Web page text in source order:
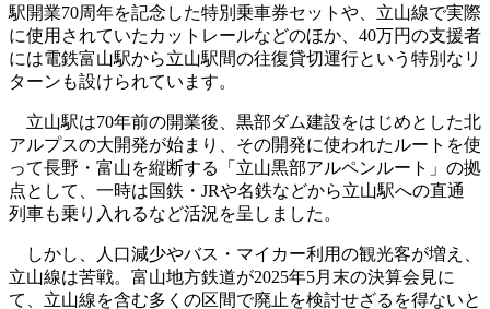
駅開業70周年を記念した特別乗車券セットや、立山線で実際
に使用されていたカットレールなどのほか、40万円の支援者
には電鉄富山駅から立山駅間の往復貸切運行という特別なリ
ターンも設けられています。
立山駅は70年前の開業後、黒部ダム建設をはじめとした北
アルプスの大開発が始まり、その開発に使われたルートを使
って長野・富山を縦断する「立山黒部アルペンルート」の拠
点として、一時は国鉄・JRや名鉄などから立山駅への直通
列車も乗り入れるなど活況を呈しました。
しかし、人口減少やバス・マイカー利用の観光客が増え、
立山線は苦戦。富山地方鉄道が2025年5月末の決算会見に
て、立山線を含む多くの区間で廃止を検討せざるを得ないと